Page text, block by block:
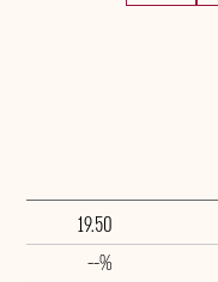
19.50
--%